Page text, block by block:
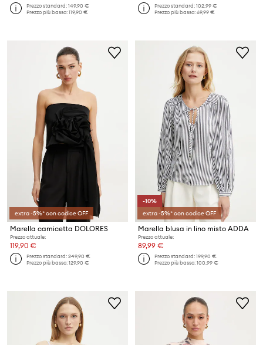
Prezzo standard:149,90 €
Prezzo più basso:119,90 €
Prezzo standard:102,99 €
Prezzo più basso:69,99 €
extra -5%* con codice OFF
Marella camicetta DOLORES
Prezzo attuale:
119,90 €
Prezzo standard:249,90 €
Prezzo più basso:129,90 €
-10%
extra -5%* con codice OFF
Marella blusa in lino misto ADDA
Prezzo attuale:
89,99 €
Prezzo standard:199,90 €
Prezzo più basso:100,99 €